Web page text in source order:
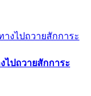
ไปถวายสักการะ